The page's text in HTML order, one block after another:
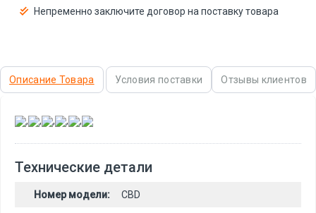
Непременно заключите договор на поставку товара
Описание Товара Условия поставки Отзывы клиентов
, , , , ,
Технические детали
Номер модели: CBD